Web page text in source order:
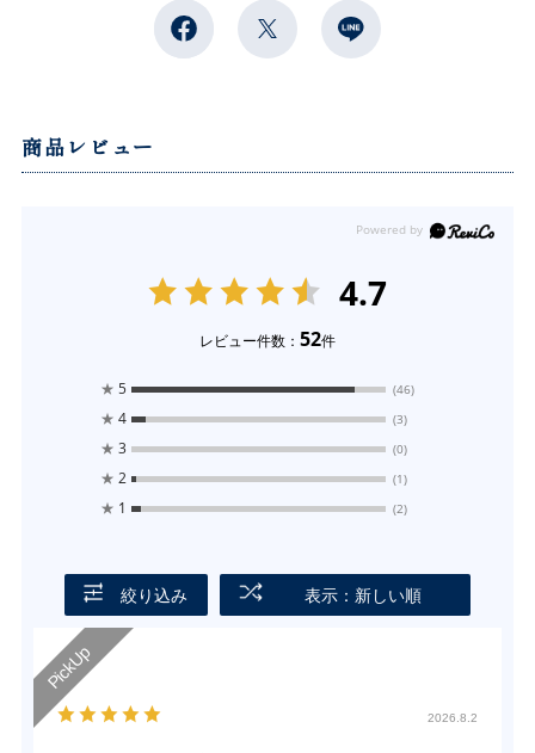
商品レビュー
4.7
レビュー件数： 52件
★ 5 (46)
★ 4 (3)
★ 3 (0)
★ 2 (1)
★ 1 (2)
絞り込み 表示：新しい順
2026.8.2